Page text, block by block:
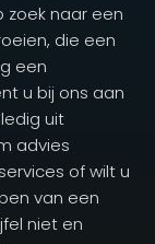
naar een
die een
een
u bij ons aan
uit
advies
of wilt u
van een
niet en